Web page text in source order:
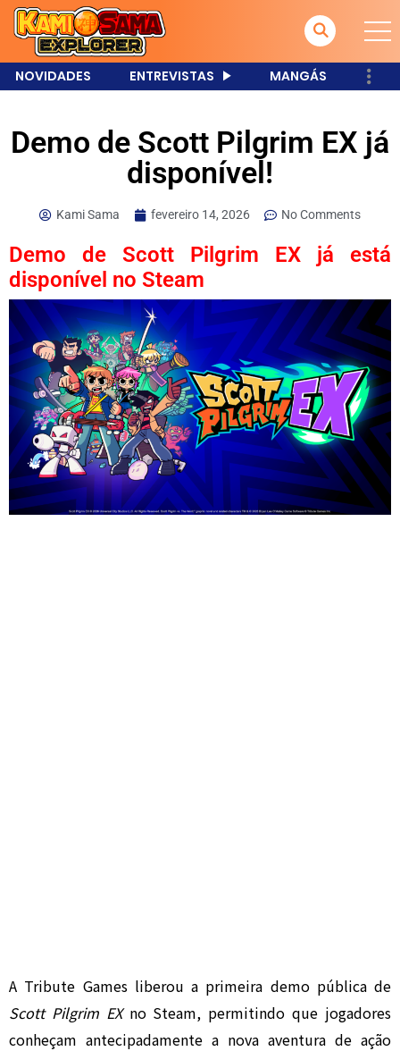
NOVIDADES ENTREVISTAS MANGÁS
Demo de Scott Pilgrim EX já
disponível!
Kami Sama fevereiro 14, 2026 No Comments
Demo de Scott Pilgrim EX já está
disponível no Steam
A Tribute Gamesliberou a primeira demo pública de
Scott Pilgrim EXno Steam, permitindo que jogadores
conheçam antecipadamente a nova aventura de ação